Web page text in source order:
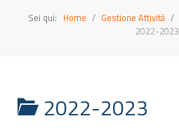
Sei qui: Home Gestione Attività
2022-2023
2022-2023